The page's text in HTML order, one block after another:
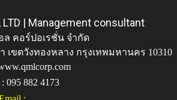
LTD | Management consultant
ล คอร์ปอเรชั่น จำกัด
เขตวังทองหลาง กรุงเทพมหานคร 10310
095 882 4173